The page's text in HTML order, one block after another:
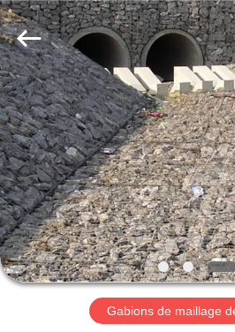
À
LA
MAISON
PRODUITS
VIDÉOS
Nova
Metal
Wire
Mesh
Products
Co.,
Ltd..
All
Rights
Reserved.
Gabions de maillage